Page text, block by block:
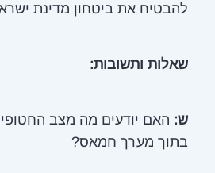
להבטיח את ביטחון מדינת
שאלות ותשובות:
ש: האם יודעים מה מצב
בתוך מערך חמאס?